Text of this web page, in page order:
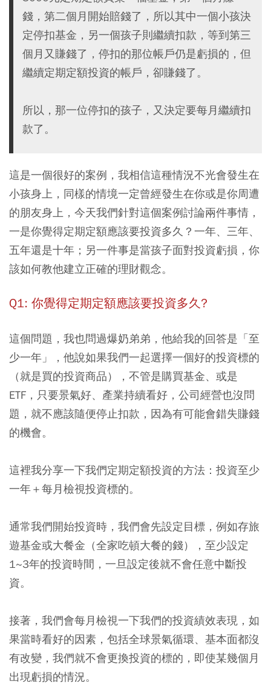
錢，第二個月開始賠錢了，所以其中一個小孩決
定停扣基金，另一個孩子則繼續扣款，等到第三
個月又賺錢了，停扣的那位帳戶仍是虧損的，但
繼續定期定額投資的帳戶，卻賺錢了。
所以，那一位停扣的孩子，又決定要每月繼續扣
款了。
這是一個很好的案例，我相信這種情況不光會發生在
小孩身上，同樣的情境一定曾經發生在你或是你周遭
的朋友身上，今天我們針對這個案例討論兩件事情，
一是你覺得定期定額應該要投資多久？一年、三年、
五年還是十年；另一件事是當孩子面對投資虧損，你
該如何教他建立正確的理財觀念。
Q1: 你覺得定期定額應該要投資多久?
這個問題，我也問過爆奶弟弟，他給我的回答是「至
少一年」，他說如果我們一起選擇一個好的投資標的
（就是買的投資商品），不管是購買基金、或是
ETF，只要景氣好、產業持續看好，公司經營也沒問
題，就不應該隨便停止扣款，因為有可能會錯失賺錢
的機會。
這裡我分享一下我們定期定額投資的方法： 投資至少
一年＋每月檢視投資標的。
通常我們開始投資時，我們會先設定目標，例如存旅
遊基金或大餐金（全家吃頓大餐的錢），至少設定
1~3年的投資時間，一旦設定後就不會任意中斷投
資。
接著，我們會每月檢視一下我們的投資績效表現，如
果當時看好的因素，包括全球景氣循環、基本面都沒
有改變，我們就不會更換投資的標的，即使某幾個月
出現虧損的情況。